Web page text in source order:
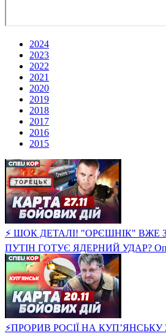
2024
2023
2022
2021
2020
2019
2018
2017
2016
2015
⚡ ШОК ДЕТАЛІ! "ОРЄШНІК"
ПУТІН ГОТУЄ ЯДЕРНИЙ УДАР?
⚡ПРОРИВ РОСІЇ НА